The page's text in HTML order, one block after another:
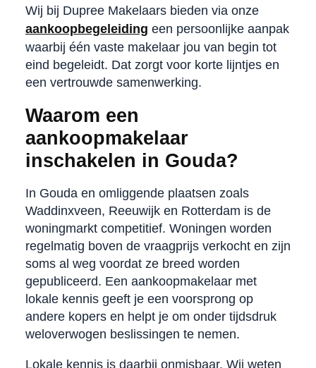
Wij bij Dupree Makelaars bieden via onze
aankoopbegeleiding een persoonlijke aanpak
waarbij één vaste makelaar jou van begin tot
eind begeleidt. Dat zorgt voor korte lijntjes en
een vertrouwde samenwerking.
Waarom een
aankoopmakelaar
inschakelen in Gouda?
In Gouda en omliggende plaatsen zoals
Waddinxveen, Reeuwijk en Rotterdam is de
woningmarkt competitief. Woningen worden
regelmatig boven de vraagprijs verkocht en zijn
soms al weg voordat ze breed worden
gepubliceerd. Een aankoopmakelaar met
lokale kennis geeft je een voorsprong op
andere kopers en helpt je om onder tijdsdruk
weloverwogen beslissingen te nemen.
Lokale kennis is daarbij onmisbaar. Wij weten